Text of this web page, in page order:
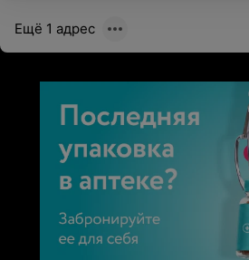
Ещё 1 адрес